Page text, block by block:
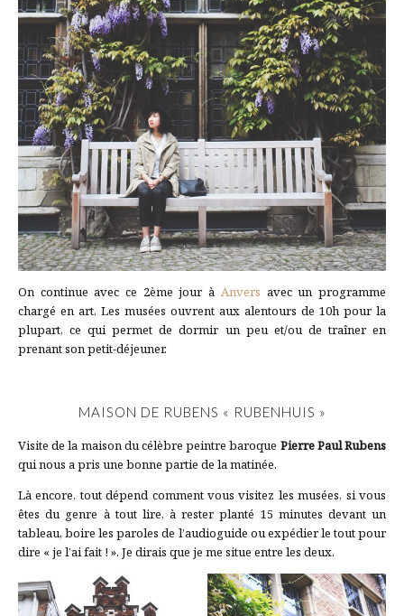
On continue avec ce 2ème jour à Anvers avec un programme
chargé en art. Les musées ouvrent aux alentours de 10h pour la
plupart, ce qui permet de dormir un peu et/ou de traîner en
prenant son petit-déjeuner.
MAISON DE RUBENS « RUBENHUIS »
Visite de la maison du célèbre peintre baroque Pierre Paul Rubens
qui nous a pris une bonne partie de la matinée.
Là encore, tout dépend comment vous visitez les musées, si vous
êtes du genre à tout lire, à rester planté 15 minutes devant un
tableau, boire les paroles de l’audioguide ou expédier le tout pour
dire « je l’ai fait ! ». Je dirais que je me situe entre les deux.